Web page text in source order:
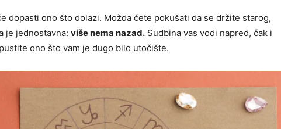
dopasti ono što dolazi. Možda ćete pokušati da se držite starog,
je jednostavna: više nema nazad. Sudbina vas vodi napred, čak i
ono što vam je dugo bilo utočište.